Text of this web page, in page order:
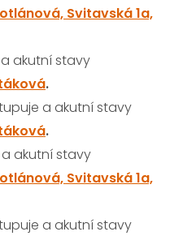
Svitavská 1a,
akutní stavy
.
a akutní stavy
.
akutní stavy
Svitavská 1a,
a akutní stavy